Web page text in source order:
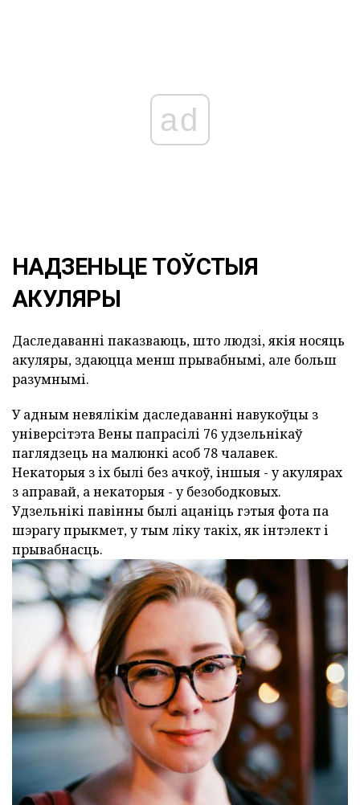
ad
НАДЗЕНЬЦЕ ТОЎСТЫЯ
АКУЛЯРЫ
Даследаванні паказваюць, што людзі, якія носяць
акуляры, здаюцца менш прывабнымі, але больш
разумнымі.
У адным невялікім даследаванні навукоўцы з
універсітэта Вены папрасілі 76 удзельнікаў
паглядзець на малюнкі асоб 78 чалавек.
Некаторыя з іх былі без ачкоў, іншыя - у акулярах
з аправай, а некаторыя - у безободковых.
Удзельнікі павінны былі ацаніць гэтыя фота па
шэрагу прыкмет, у тым ліку такіх, як інтэлект і
прывабнасць.